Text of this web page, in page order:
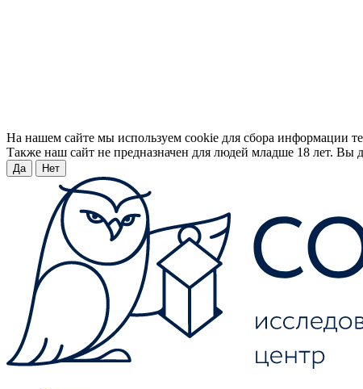
На нашем сайте мы используем cookie для сбора информации
Также наш сайт не предназначен для людей младше 18 лет. Вы
Да Нет